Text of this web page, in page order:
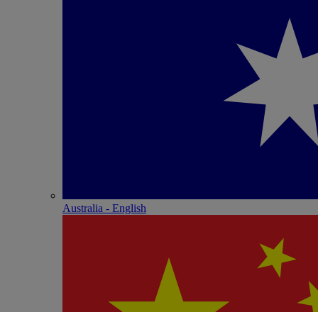
Australia - English